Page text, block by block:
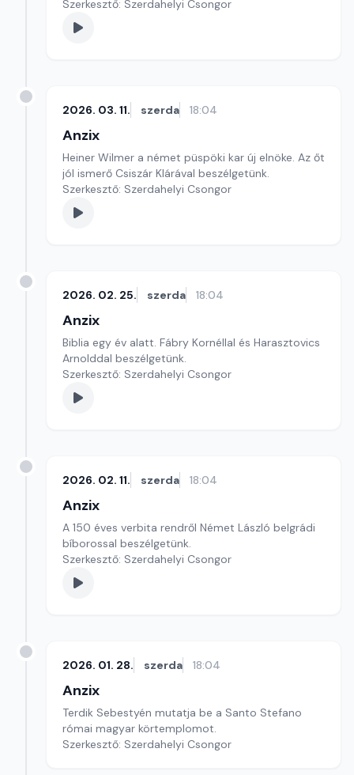
Szerkesztő: Szerdahelyi Csongor
2026. 03. 11. szerda 18:04
Anzix
Heiner Wilmer a német püspöki kar új elnöke. Az őt
jól ismerő Csiszár Klárával beszélgetünk.
Szerkesztő: Szerdahelyi Csongor
2026. 02. 25. szerda 18:04
Anzix
Biblia egy év alatt. Fábry Kornéllal és Harasztovics
Arnolddal beszélgetünk.
Szerkesztő: Szerdahelyi Csongor
2026. 02. 11. szerda 18:04
Anzix
A 150 éves verbita rendről Német László belgrádi
bíborossal beszélgetünk.
Szerkesztő: Szerdahelyi Csongor
2026. 01. 28. szerda 18:04
Anzix
Terdik Sebestyén mutatja be a Santo Stefano
római magyar körtemplomot.
Szerkesztő: Szerdahelyi Csongor